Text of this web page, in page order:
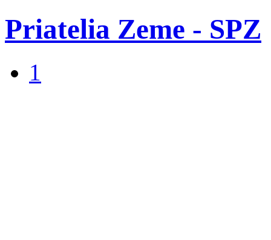
Priatelia Zeme - SPZ
1